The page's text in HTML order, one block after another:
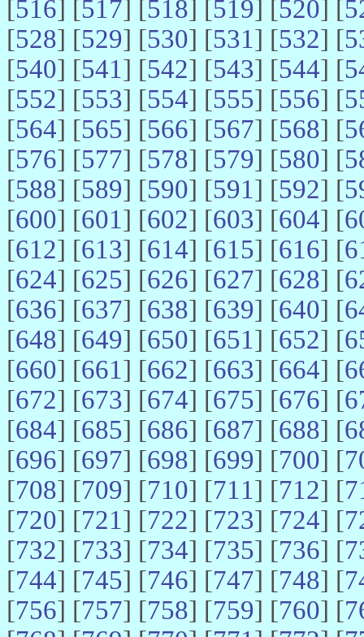
[516] [517] [518] [519] [520] [
[528] [529] [530] [531] [532] [
[540] [541] [542] [543] [544] [
[552] [553] [554] [555] [556] [
[564] [565] [566] [567] [568] [
[576] [577] [578] [579] [580] [
[588] [589] [590] [591] [592] [
[600] [601] [602] [603] [604] [
[612] [613] [614] [615] [616] [
[624] [625] [626] [627] [628] [
[636] [637] [638] [639] [640] [
[648] [649] [650] [651] [652] [
[660] [661] [662] [663] [664] [
[672] [673] [674] [675] [676] [
[684] [685] [686] [687] [688] [
[696] [697] [698] [699] [700] [
[708] [709] [710] [711] [712] [
[720] [721] [722] [723] [724] [
[732] [733] [734] [735] [736] [
[744] [745] [746] [747] [748] [
[756] [757] [758] [759] [760] [